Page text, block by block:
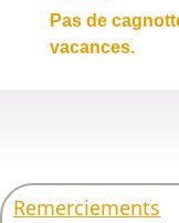
Pas de
vacances.
Remerciements